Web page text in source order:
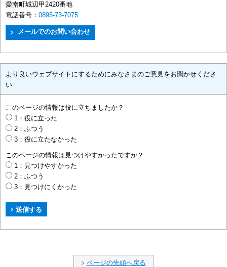
愛南町城辺甲2420番地
電話番号： 0895-73-7075
より良いウェブサイトにするためにみなさまのご意見をお聞かせくださ
い
このページの情報は役に立ちましたか？
1：役に立った
2：ふつう
3：役に立たなかった
このページの情報は見つけやすかったですか？
1：見つけやすかった
2：ふつう
3：見つけにくかった
ページの先頭へ戻る